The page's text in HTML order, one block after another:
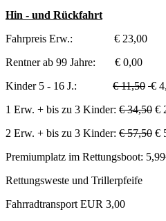
Hin - und Rückfahrt
Fahrpreis Erw.: € 23,00
Rentner ab 99 Jahre: € 0,00
Kinder 5 - 16 J.: € 11,50 €
1 Erw. + bis zu 3 Kinder: € 34,50 €
2 Erw. + bis zu 3 Kinder: € 57,50 €
Premiumplatz im Rettungsboot:
Rettungsweste und Trillerpfeife
Fahrradtransport EUR 3,00